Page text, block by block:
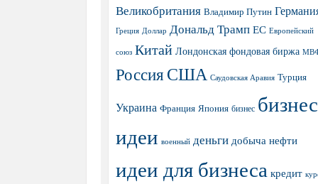
Великобритания Владимир Путин
Греция Доллар Дональд Трамп ЕС Европейский
союз Китай Лондонская фондовая биржа
РоссияСША Саудовская Аравия Турция
Украина Франция Япония бизнес бизнес
идеи военный деньги добыча нефти
идеи для бизнеса кредит